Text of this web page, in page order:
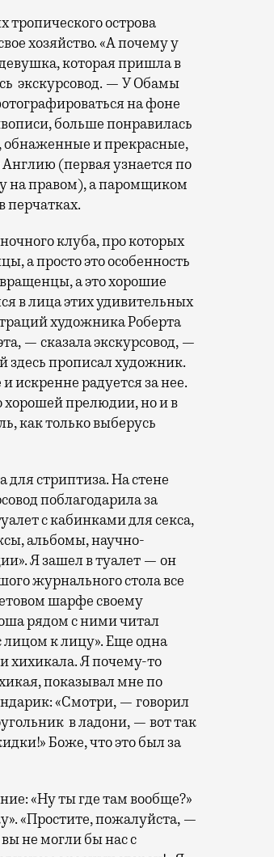
острова
хозяйство. «А почему у
которая пришла в
экскурсовод. — У Обамы
на фоне
больше понравилась
обнаженные и прекрасные,
(первая узнается по
на правом), а паромщиком
перчатках.
клуба, про которых
а просто это особенность
а это хорошие
в лица этих удивительных
художника Роберта
— сказала экскурсовод, —
здесь прописал художник.
искренне радуется за нее.
хорошей прелюдии, но и в
как только выберусь
для стриптиза. На стене
поблагодарила за
с кабинками для секса,
альбомы, научно-
Я зашел в туалет — он
журнального стола все
шарфе своему
рядом с ними читал
лицом к лицу». Еще одна
хихикала. Я почему-то
показывал мне по
«Смотри, — говорил
в ладони, — вот так
Боже, что это был за
«Ну ты где там вообще?»
«Простите, пожалуйста, —
не могли бы нас с